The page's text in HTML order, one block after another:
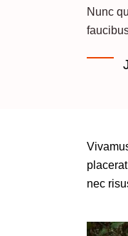
Nunc
nec